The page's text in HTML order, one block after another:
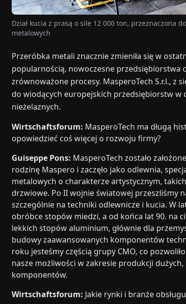
Dział kucia z prasą o sile 12 000 ton, przeznaczona
metalowych
Przeróbka metali znacznie zmieniła się w
popularnością, nowoczesne przedsiębiorstwa
zrównoważone procesy. MasperoTech S.r.l., z
do wiodących europejskich przedsiębiorstw w
nieżelaznych.
Wirtschaftsforum: MasperoTech ma długą
opowiedzieć coś więcej o rozwoju firmy?
Guiseppe Pons: MasperoTech zostało
rodzinę Maspero i zaczęło jako odlewnia,
metalowych o charakterze artystycznym,
drzwiowe. Po II wojnie światowej przeszliśmy
szczególnie na techniki odlewnicze i kucia. W
obróbce stopów miedzi, a od końca lat 90. na
lekkich stopów aluminium, głównie dla
budowy zaawansowanych komponentów
roku jesteśmy częścią grupy CMO, co
nasze możliwości w zakresie produkcji
komponentów.
Wirtschaftsforum: Jakie rynki i branże